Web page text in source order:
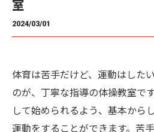
室
2024/03/01
体育は苦手だけど、運動はした
のが、丁寧な指導の体操教室で
して始められるよう、基本から
運動をすることができます。苦